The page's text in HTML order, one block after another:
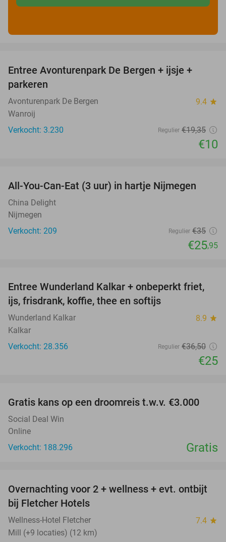
Entree Avonturenpark De Bergen + ijsje +
parkeren
Avonturenpark De Bergen 9.4 star
Wanroij
Verkocht: 3.230
Regulier €19,35
€10
26%
All-You-Can-Eat (3 uur) in hartje Nijmegen
China Delight
Nijmegen
Verkocht: 209
Regulier €35
€25,95
32%
Entree Wunderland Kalkar + onbeperkt friet,
ijs, frisdrank, koffie, thee en softijs
Wunderland Kalkar 8.9 star
Kalkar
Verkocht: 28.356
Regulier €36,50
€25
Gratis kans op een droomreis t.w.v. €3.000
Social Deal Win
Online
Verkocht: 188.296
Gratis
55%
Overnachting voor 2 + wellness + evt. ontbijt
bij Fletcher Hotels
Wellness-Hotel Fletcher 7.4 star
Mill (+9 locaties) (12 km)